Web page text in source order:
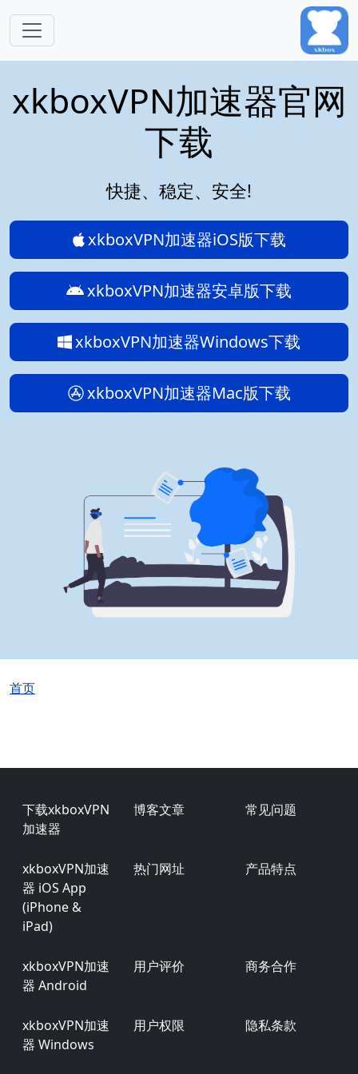
xkboxVPN加速器官网
下载
快捷、稳定、安全!
xkboxVPN加速器iOS版下载
xkboxVPN加速器安卓版下载
xkboxVPN加速器Windows下载
xkboxVPN加速器Mac版下载
面包屑
首页
Footer
下载xkboxVPN
加速器
博客文章 常见问题
xkboxVPN加速
器 iOS App
(iPhone &
iPad)
热门网址 产品特点
xkboxVPN加速
器 Android
用户评价 商务合作
xkboxVPN加速
器 Windows
用户权限 隐私条款